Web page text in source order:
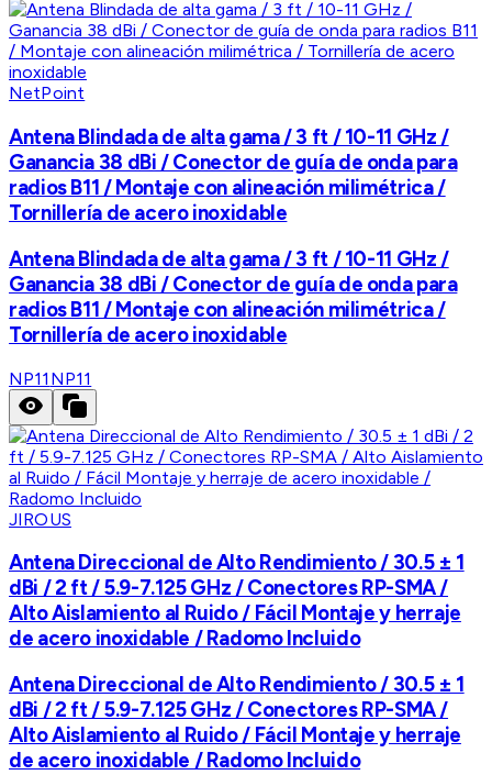
NetPoint
Antena Blindada de alta gama / 3 ft / 10-11 GHz /
Ganancia 38 dBi / Conector de guía de onda para
radios B11 / Montaje con alineación milimétrica /
Tornillería de acero inoxidable
Antena Blindada de alta gama / 3 ft / 10-11 GHz /
Ganancia 38 dBi / Conector de guía de onda para
radios B11 / Montaje con alineación milimétrica /
Tornillería de acero inoxidable
NP11 NP11
JIROUS
Antena Direccional de Alto Rendimiento / 30.5 ± 1
dBi / 2 ft / 5.9-7.125 GHz / Conectores RP-SMA /
Alto Aislamiento al Ruido / Fácil Montaje y herraje
de acero inoxidable / Radomo Incluido
Antena Direccional de Alto Rendimiento / 30.5 ± 1
dBi / 2 ft / 5.9-7.125 GHz / Conectores RP-SMA /
Alto Aislamiento al Ruido / Fácil Montaje y herraje
de acero inoxidable / Radomo Incluido